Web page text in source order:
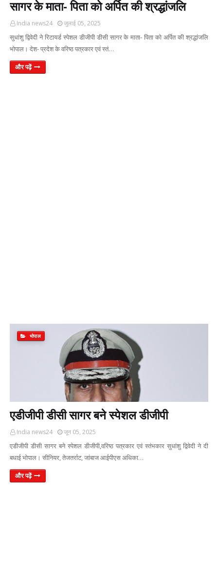
सागर के माता- पिता को अर्पित की श्रद्धांजलि
India news24 जुलाई 05, 2025
सुधांशु द्विवेदी ने रिटायर्ड स्पेशल डीजीपी डीसी सागर के माता- पिता को अर्पित की श्रद्धांजलि
भोपाल। देश- प्रदेश के वरिष्ठ पत्रकार एवं स्तं…
और पढ़ें
भोपाल
एडीजीपी डीसी सागर बने स्पेशल डीजीपी
India news24 जून 05, 2025
एडीजीपी डीसी सागर बने स्पेशल डीजीपी,वरिष्ठ पत्रकार एवं स्तंभकार सुधांशु द्विवेदी ने दी
बधाई भोपाल। सीनियर, तेजतर्राट, जांबाज आईपीएस अधिका…
और पढ़ें